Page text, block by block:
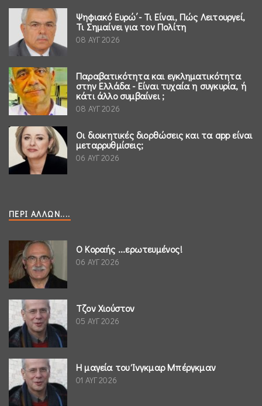
Ψηφιακό Ευρώ΄- Τι Είναι, Πώς Λειτουργεί,
Τι Σημαίνει για τον Πολίτη
08 ΑΥΓ 2026
Παραβατικότητα και εγκληματικότητα
στην Ελλάδα - Είναι τυχαία η συγκυρία, ή
κάτι άλλο συμβαίνει ;
08 ΑΥΓ 2026
Οι διοικητικές διορθώσεις και τα app είναι
μεταρρυθμίσεις;
06 ΑΥΓ 2026
ΠΕΡΊ ΆΛΛΩΝ....
Ο Κοραής ...ερωτευμένος!
06 ΑΥΓ 2026
Τζον Χιούστον
05 ΑΥΓ 2026
Η μαγεία του Ίνγκμαρ Μπέργκμαν
01 ΑΥΓ 2026